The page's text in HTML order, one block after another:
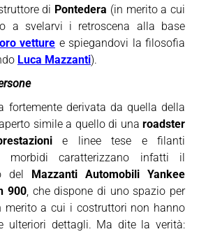
di Pontedera (in merito a cui
a svelarvi i retroscena alla base
vetture e spiegandovi la filosofia
Luca Mazzanti).
fortemente derivata da quella della
simile a quello di una roadster
e linee tese e filanti
caratterizzano infatti il
del Mazzanti Automobili Yankee
900, che dispone di uno spazio per
merito a cui i costruttori non hanno
ulteriori dettagli. Ma dite la verità: